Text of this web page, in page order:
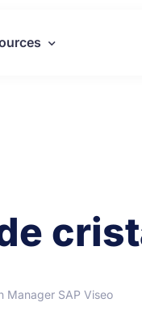
Manager SAP Viseo